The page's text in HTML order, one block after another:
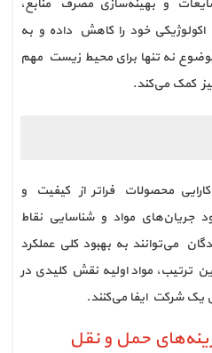
اکولوژیکی خود را کاهش داده و به
نه تنها برای محیط زیست مهم
کمک می‌کند.
کارایی محصولات فراتر از کیفیت و
جریان‌های مواد و شناسایی نقاط
می‌توانند به بهبود کلی عملکرد
ترتیب، مواد اولیه نقش کلیدی در
شرکت ایفا می‌کنند.